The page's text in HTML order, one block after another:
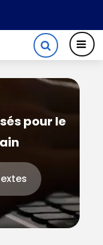
pour le